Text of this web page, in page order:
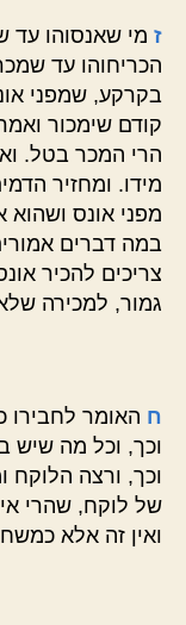
ז מי שאנסוהו עד
הכריחוהו עד
בקרקע, שמפני
קודם שימכור
הרי המכר בטל.
מידו. ומחזיר
מפני אונס ושהוא
במה דברים
צריכים להכיר
גמור, למכירה
ח האומר לחבירו
וכך, וכל מה שיש
וכך, ורצה הלוקח
של לוקח, שהרי
ואין זה אלא